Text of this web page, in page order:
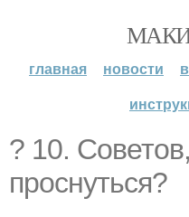
главная новости
? 10.
проснуться?